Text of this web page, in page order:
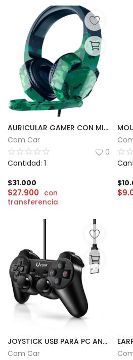
AURICULAR GAMER CON MICRÓFONO ARTICULADO | NOGA ST238
Com Car
0
Cantidad: 1
$31.000
$27.900 con
transferencia
$
$
JOYSTICK USB PARA PC ANALÓGICO UCOM
Com Car